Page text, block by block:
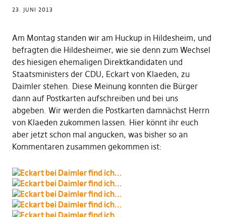
23. JUNI 2013
Am Montag standen wir am Huckup in Hildesheim, und
befragten die Hildesheimer, wie sie denn zum Wechsel
des hiesigen ehemaligen Direktkandidaten und
Staatsministers der CDU, Eckart von Klaeden, zu
Daimler stehen. Diese Meinung konnten die Bürger
dann auf Postkarten aufschreiben und bei uns
abgeben. Wir werden die Postkarten damnächst Herrn
von Klaeden zukommen lassen. Hier könnt ihr euch
aber jetzt schon mal angucken, was bisher so an
Kommentaren zusammen gekommen ist: